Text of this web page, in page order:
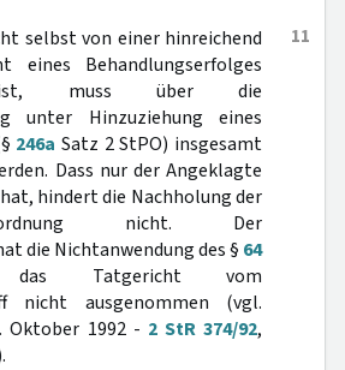
11
selbst von einer hinreichend
eines Behandlungserfolges
ist, muss über die
unter Hinzuziehung eines
246a Satz 2 StPO) insgesamt
Dass nur der Angeklagte
hindert die Nachholung der
nicht. Der
die Nichtanwendung des § 64
Tatgericht vom
nicht ausgenommen (vgl.
Oktober 1992 - 2 StR 374/92,